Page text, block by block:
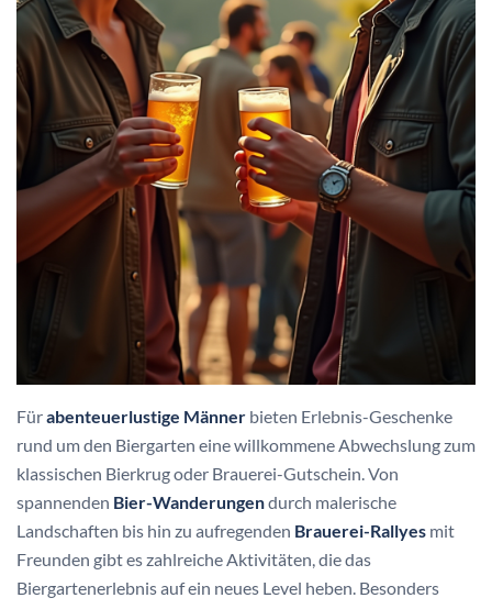
Fürabenteuerlustige Männer bieten Erlebnis-Geschenke
rund um den Biergarten eine willkommene Abwechslung zum
klassischen Bierkrug oder Brauerei-Gutschein. Von
spannenden Bier-Wanderungendurch malerische
Landschaften bis hin zu aufregenden Brauerei-Rallyes mit
Freunden gibt es zahlreiche Aktivitäten, die das
Biergartenerlebnis auf ein neues Level heben. Besonders